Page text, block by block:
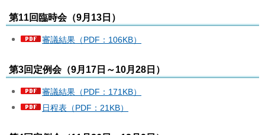
第11回臨時会（9月13日）
審議結果（PDF：106KB）
第3回定例会（9月17日～10月28日）
審議結果（PDF：171KB）
日程表（PDF：21KB）